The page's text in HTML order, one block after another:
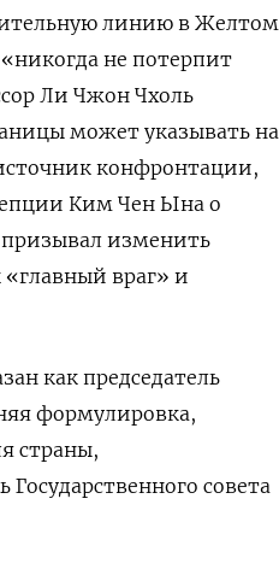
линию в Желтом
не потерпит
Ли Чжон Чхоль
может указывать на
конфронтации,
Ким Чен Ына о
призывал изменить
враг» и
как председатель
формулировка,
страны,
совета